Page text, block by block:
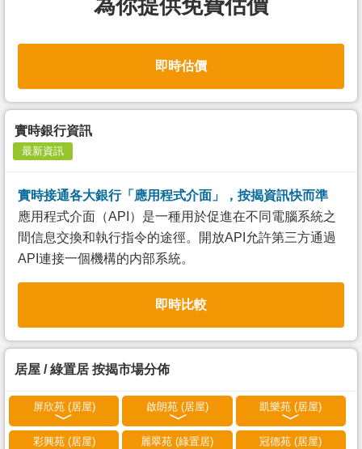
為你提供免費估價
即時估價
實時銀行資訊
最新資訊
實時接通各大銀行「應用程式介面」，按揭資訊快而準
應用程式介面（API）是一種用於促進在不同電腦系統之
間信息交換和執行指令的途徑。開放API允許第三方通過
API連接一個機構的内部系統。
即時比較
居屋 / 綠置居 按揭市場分佈
屏欣苑 (居屋) 啟朗苑 (居屋) 凱樂苑 (居屋)
彩興苑 (居屋) 麗翠苑 (綠置居) 冠德苑 (居屋)